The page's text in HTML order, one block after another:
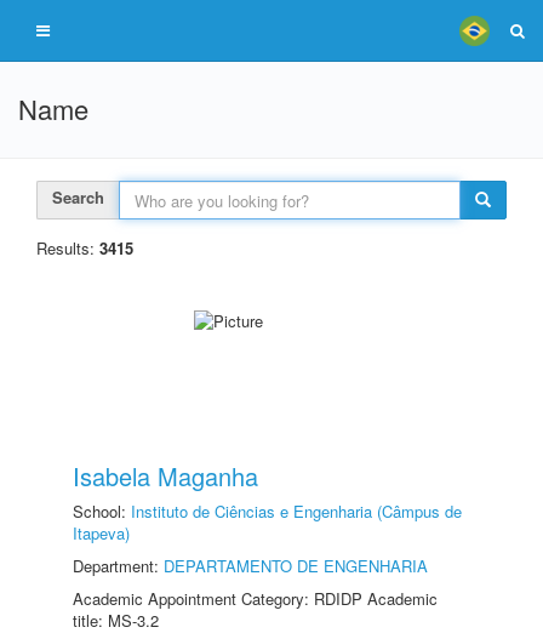
Name
Search
Results: 3415
Isabela Maganha
School: Instituto de Ciências e Engenharia (Câmpus de
Itapeva)
Department: DEPARTAMENTO DE ENGENHARIA
Academic Appointment Category: RDIDP Academic
title: MS-3.2